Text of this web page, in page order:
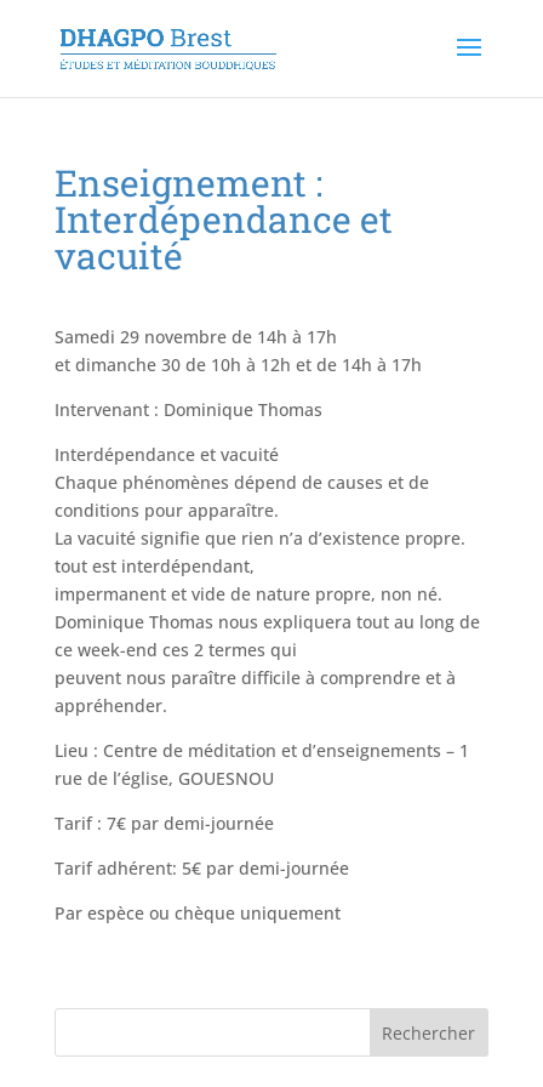
Enseignement :
Interdépendance et
vacuité
Samedi 29 novembre de 14h à 17h
et dimanche 30 de 10h à 12h et de 14h à 17h
Intervenant : Dominique Thomas
Interdépendance et vacuité
Chaque phénomènes dépend de causes et de
conditions pour apparaître.
La vacuité signifie que rien n’a d’existence propre.
tout est interdépendant,
impermanent et vide de nature propre, non né.
Dominique Thomas nous expliquera tout au long de
ce week-end ces 2 termes qui
peuvent nous paraître difficile à comprendre et à
appréhender.
Lieu : Centre de méditation et d’enseignements – 1
rue de l’église, GOUESNOU
Tarif : 7€ par demi-journée
Tarif adhérent: 5€ par demi-journée
Par espèce ou chèque uniquement